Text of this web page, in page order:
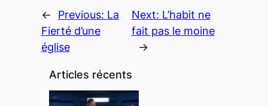
← Previous: La
Fierté d’une
église
Next: L’habit ne
fait pas le moine
→
Articles récents